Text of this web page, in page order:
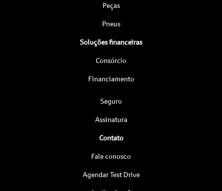
Peças
Pneus
Soluções financeiras
Consórcio
Financiamento
Seguro
Assinatura
Contato
Fale conosco
Agendar Test Drive